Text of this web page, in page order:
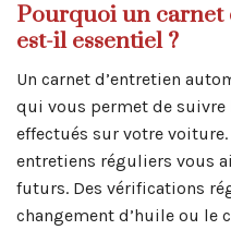
Pourquoi un carnet
est-il essentiel ?
Un carnet d’entretien
qui vous permet de suivre
effectués sur votre voiture.
entretiens réguliers vous
futurs. Des vérifications
changement d’huile ou le